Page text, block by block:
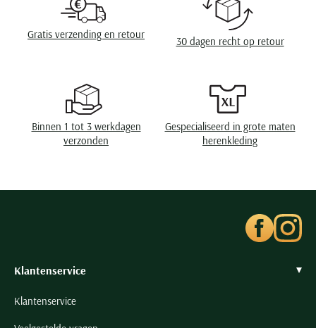
Alle merken rits
Gratis verzending en retour
30 dagen recht op retour
Binnen 1 tot 3 werkdagen
verzonden
Gespecialiseerd in grote maten
herenkleding
Klantenservice
Klantenservice